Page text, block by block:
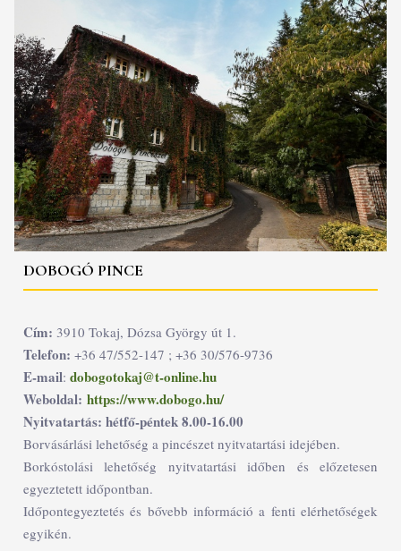
DOBOGÓ PINCE
Cím: 3910 Tokaj, Dózsa György út 1.
Telefon: +36 47/552-147 ; +36 30/576-9736
E-mail: dobogotokaj@t-online.hu
Weboldal: https://www.dobogo.hu/
Nyitvatartás: hétfő-péntek 8.00-16.00
Borvásárlási lehetőség a pincészet nyitvatartási idejében.
Borkóstolási lehetőség nyitvatartási időben és előzetesen
egyeztetett időpontban.
Időpontegyeztetés és bővebb információ a fenti elérhetőségek
egyikén.